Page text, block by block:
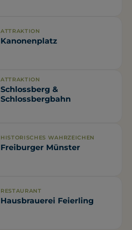
ATTRAKTION
Kanonenplatz
ATTRAKTION
Schlossberg &
Schlossbergbahn
HISTORISCHES WAHRZEICHEN
Freiburger Münster
RESTAURANT
Hausbrauerei Feierling